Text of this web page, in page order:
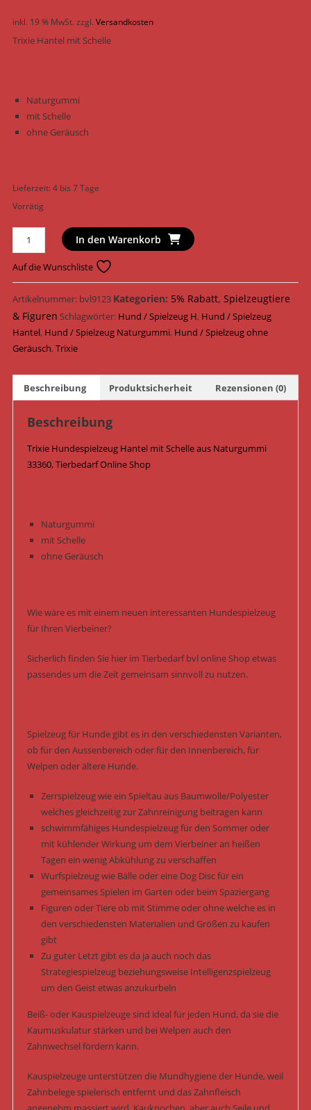
inkl. 19 % MwSt.zzgl.Versandkosten
Trixie Hantel mit Schelle
Naturgummi
mit Schelle
ohne Geräusch
Lieferzeit:4 bis 7 Tage
Vorrätig
Trixie
Hundespielzeug
Hantel
mit
Schelle
Naturgummi
17
cm
/
Gelb
In den Warenkorb
Auf die Wunschliste
Artikelnummer: bvl9123 Kategorien: 5% Rabatt, Spielzeugtiere
& Figuren Schlagwörter: Hund / Spielzeug H, Hund / Spielzeug
Hantel, Hund / Spielzeug Naturgummi, Hund / Spielzeug ohne
Geräusch,Trixie
Beschreibung Produktsicherheit Rezensionen (0)
Beschreibung
Trixie Hundespielzeug Hantel mit Schelle aus Naturgummi
33360, Tierbedarf Online Shop
Naturgummi
mit Schelle
ohne Geräusch
Wie wäre es mit einem neuen interessanten Hundespielzeug
für Ihren Vierbeiner?
Sicherlich finden Sie hier im Tierbedarf bvl online Shop etwas
passendes um die Zeit gemeinsam sinnvoll zu nutzen.
Spielzeug für Hunde gibt es in den verschiedensten Varianten,
ob für den Aussenbereich oder für den Innenbereich, für
Welpen oder ältere Hunde.
Zerrspielzeug wie ein Spieltau aus Baumwolle/Polyester
welches gleichzeitig zur Zahnreinigung beitragen kann
schwimmfähiges Hundespielzeug für den Sommer oder
mit kühlender Wirkung um dem Vierbeiner an heißen
Tagen ein wenig Abkühlung zu verschaffen
Wurfspielzeug wie Bälle oder eine Dog Disc für ein
gemeinsames Spielen im Garten oder beim Spaziergang
Figuren oder Tiere ob mit Stimme oder ohne welche es in
den verschiedensten Materialien und Größen zu kaufen
gibt
Zu guter Letzt gibt es da ja auch noch das
Strategiespielzeug beziehungsweise Intelligenzspielzeug
um den Geist etwas anzukurbeln
Beiß- oder Kauspielzeuge sind ideal für jeden Hund, da sie die
Kaumuskulatur stärken und bei Welpen auch den
Zahnwechsel fördern kann.
Kauspielzeuge unterstützen die Mundhygiene der Hunde, weil
Zahnbelege spielerisch entfernt und das Zahnfleisch